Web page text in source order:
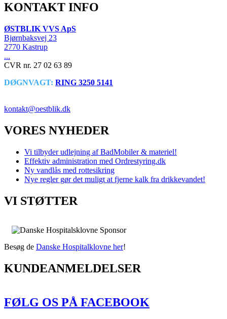
KONTAKT INFO
ØSTBLIK VVS ApS
Bjørnbaksvej 23
2770 Kastrup
...
CVR nr. 27 02 63 89
DØGNVAGT: RING 3250 5141
kontakt@oestblik.dk
VORES NYHEDER
Vi tilbyder udlejning af BadMobiler & materiel!
Effektiv administration med Ordrestyring.dk
Ny vandlås med rottesikring
Nye regler gør det muligt at fjerne kalk fra drikkevandet!
VI STØTTER
Besøg de Danske Hospitalklovne her!
KUNDEANMELDELSER
FØLG OS PÅ FACEBOOK